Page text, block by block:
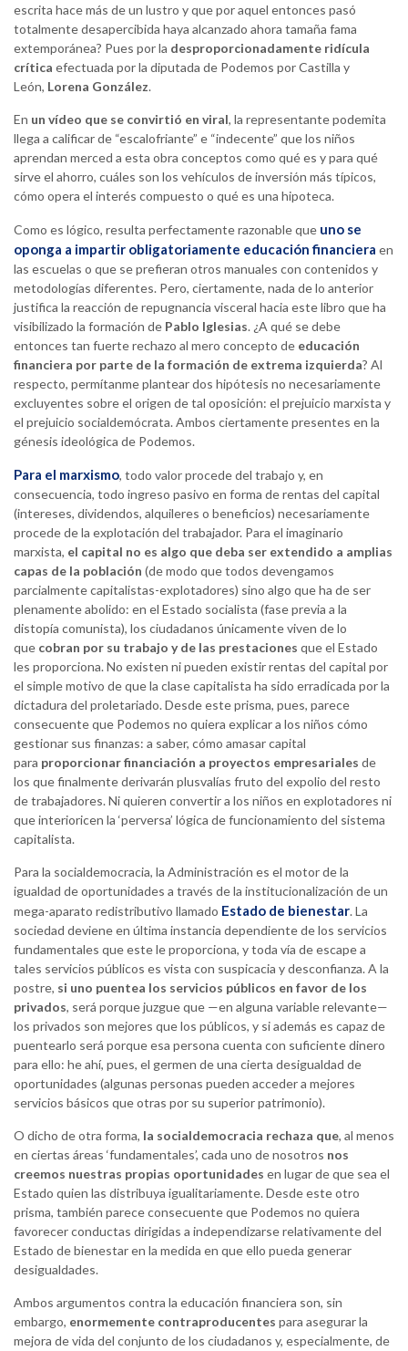
escrita hace más de un lustro y que por aquel entonces pasó
totalmente desapercibida haya alcanzado ahora tamaña fama
extemporánea? Pues por la desproporcionadamente ridícula
crítica efectuada por la diputada de Podemos por Castilla y
León, Lorena González.
En un vídeo que se convirtió en viral, la representante podemita
llega a calificar de “escalofriante” e “indecente” que los niños
aprendan merced a esta obra conceptos como qué es y para qué
sirve el ahorro, cuáles son los vehículos de inversión más típicos,
cómo opera el interés compuesto o qué es una hipoteca.
Como es lógico, resulta perfectamente razonable que uno se
oponga a impartir obligatoriamente educación financiera en
las escuelas o que se prefieran otros manuales con contenidos y
metodologías diferentes. Pero, ciertamente, nada de lo anterior
justifica la reacción de repugnancia visceral hacia este libro que ha
visibilizado la formación de Pablo Iglesias. ¿A qué se debe
entonces tan fuerte rechazo al mero concepto de educación
financiera por parte de la formación de extrema izquierda? Al
respecto, permítanme plantear dos hipótesis no necesariamente
excluyentes sobre el origen de tal oposición: el prejuicio marxista y
el prejuicio socialdemócrata. Ambos ciertamente presentes en la
génesis ideológica de Podemos.
Para el marxismo, todo valor procede del trabajo y, en
consecuencia, todo ingreso pasivo en forma de rentas del capital
(intereses, dividendos, alquileres o beneficios) necesariamente
procede de la explotación del trabajador. Para el imaginario
marxista, el capital no es algo que deba ser extendido a amplias
capas de la población (de modo que todos devengamos
parcialmente capitalistas-explotadores) sino algo que ha de ser
plenamente abolido: en el Estado socialista (fase previa a la
distopía comunista), los ciudadanos únicamente viven de lo
que cobran por su trabajo y de las prestaciones que el Estado
les proporciona. No existen ni pueden existir rentas del capital por
el simple motivo de que la clase capitalista ha sido erradicada por la
dictadura del proletariado. Desde este prisma, pues, parece
consecuente que Podemos no quiera explicar a los niños cómo
gestionar sus finanzas: a saber, cómo amasar capital
para proporcionar financiación a proyectos empresariales de
los que finalmente derivarán plusvalías fruto del expolio del resto
de trabajadores. Ni quieren convertir a los niños en explotadores ni
que interioricen la ‘perversa’ lógica de funcionamiento del sistema
capitalista.
Para la socialdemocracia, la Administración es el motor de la
igualdad de oportunidades a través de la institucionalización de un
mega-aparato redistributivo llamado Estado de bienestar. La
sociedad deviene en última instancia dependiente de los servicios
fundamentales que este le proporciona, y toda vía de escape a
tales servicios públicos es vista con suspicacia y desconfianza. A la
postre, si uno puentea los servicios públicos en favor de los
privados, será porque juzgue que —en alguna variable relevante—
los privados son mejores que los públicos, y si además es capaz de
puentearlo será porque esa persona cuenta con suficiente dinero
para ello: he ahí, pues, el germen de una cierta desigualdad de
oportunidades (algunas personas pueden acceder a mejores
servicios básicos que otras por su superior patrimonio).
O dicho de otra forma, la socialdemocracia rechaza que, al menos
en ciertas áreas ‘fundamentales’, cada uno de nosotros nos
creemos nuestras propias oportunidades en lugar de que sea el
Estado quien las distribuya igualitariamente. Desde este otro
prisma, también parece consecuente que Podemos no quiera
favorecer conductas dirigidas a independizarse relativamente del
Estado de bienestar en la medida en que ello pueda generar
desigualdades.
Ambos argumentos contra la educación financiera son, sin
embargo, enormemente contraproducentes para asegurar la
mejora de vida del conjunto de los ciudadanos y, especialmente, de